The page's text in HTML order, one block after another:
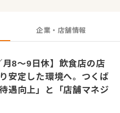
企業・店舗情報
月8〜9日休】飲食店の店
安定した環境へ。つくば
遇向上」と「店舗マネジ